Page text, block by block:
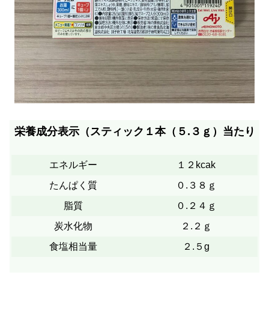
栄養成分表示（スティック１本（５.３ｇ）当たり
エネルギー
１２kcak
たんぱく質
０.３８ｇ
脂質
０.２４ｇ
炭水化物
２.２ｇ
食塩相当量
２.５g